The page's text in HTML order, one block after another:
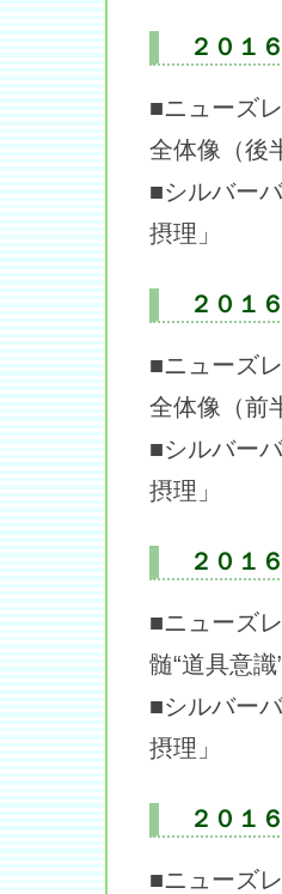
２０１
■ニューズ
全体像（後
■シルバー
摂理」
２０１
■ニューズ
全体像（前
■シルバー
摂理」
２０１
■ニューズ
髄“道具意識
■シルバー
摂理」
２０１
■ニューズ